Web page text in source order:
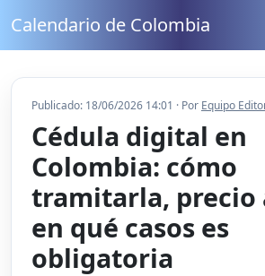
Calendario de Colombia
Publicado: 18/06/2026 14:01 · Por Equipo
Cédula digital en
Colombia: cómo
tramitarla, precio
en qué casos es
obligatoria